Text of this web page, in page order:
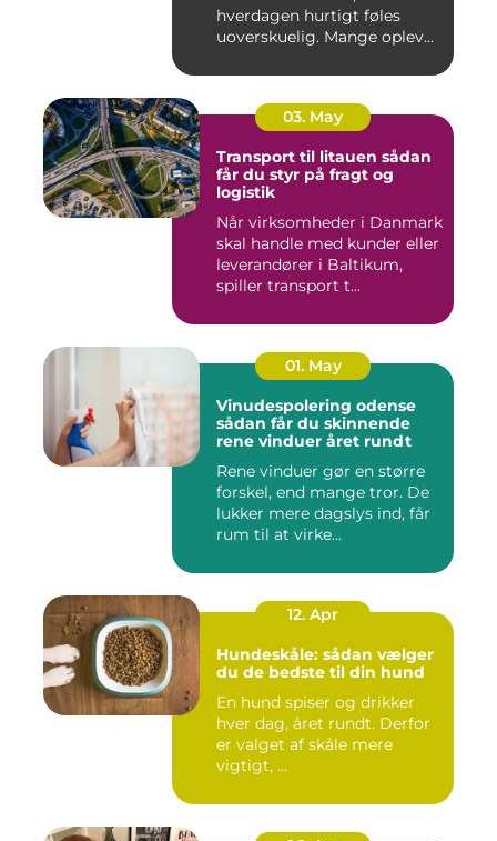
hverdagen hurtigt føles
uoverskuelig. Mange oplev...
03. May
Transport til litauen sådan
får du styr på fragt og
logistik
Når virksomheder i Danmark
skal handle med kunder eller
leverandører i Baltikum,
spiller transport t...
01. May
Vinudespolering odense
sådan får du skinnende
rene vinduer året rundt
Rene vinduer gør en større
forskel, end mange tror. De
lukker mere dagslys ind, får
rum til at virke...
12. Apr
Hundeskåle: sådan vælger
du de bedste til din hund
En hund spiser og drikker
hver dag, året rundt. Derfor
er valget af skåle mere
vigtigt, ...